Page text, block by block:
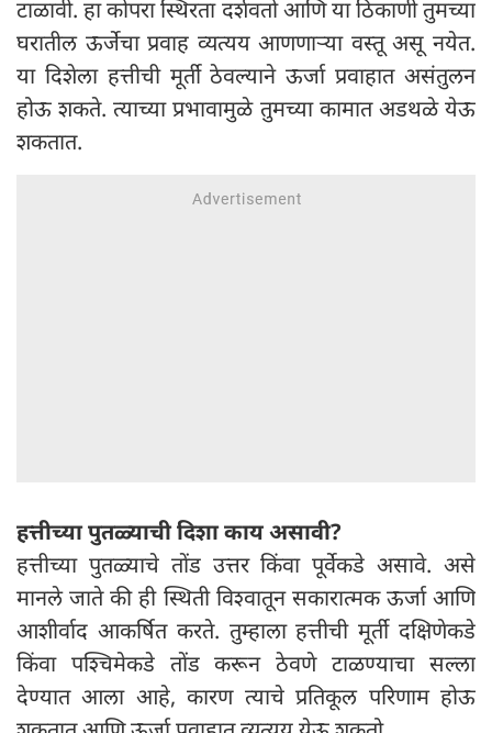
टाळावी. हा कोपरा स्थिरता दर्शवतो आणि या ठिकाणी तुमच्या
घरातील ऊर्जेचा प्रवाह व्यत्यय आणणाऱ्या वस्तू असू नयेत.
या दिशेला हत्तीची मूर्ती ठेवल्याने ऊर्जा प्रवाहात असंतुलन
होऊ शकते. त्याच्या प्रभावामुळे तुमच्या कामात अडथळे येऊ
शकतात.
हत्तीच्या पुतळ्याची दिशा काय असावी?
हत्तीच्या पुतळ्याचे तोंड उत्तर किंवा पूर्वेकडे असावे. असे
मानले जाते की ही स्थिती विश्वातून सकारात्मक ऊर्जा आणि
आशीर्वाद आकर्षित करते. तुम्हाला हत्तीची मूर्ती दक्षिणेकडे
किंवा पश्चिमेकडे तोंड करून ठेवणे टाळण्याचा सल्ला
देण्यात आला आहे, कारण त्याचे प्रतिकूल परिणाम होऊ